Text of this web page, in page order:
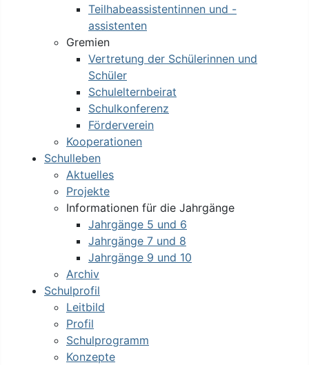
Teilhabeassistentinnen und -
assistenten
Gremien
Vertretung der Schülerinnen und
Schüler
Schulelternbeirat
Schulkonferenz
Förderverein
Kooperationen
Schulleben
Aktuelles
Projekte
Informationen für die Jahrgänge
Jahrgänge 5 und 6
Jahrgänge 7 und 8
Jahrgänge 9 und 10
Archiv
Schulprofil
Leitbild
Profil
Schulprogramm
Konzepte